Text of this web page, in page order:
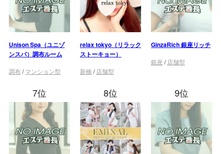
Unison Spa（ユニゾ
ンスパ）調布ルーム
調布/マンション型
relax tokyo（リラック
ストーキョー）
新橋 / 店舗型
GinzaRich 銀座リッチ
銀座 / 店舗型
7位 8位 9位